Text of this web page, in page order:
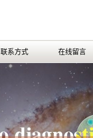
联系方式 在线留言